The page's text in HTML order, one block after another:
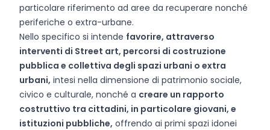
particolare riferimento ad aree da recuperare nonché
periferiche o extra-urbane.
Nello specifico si intende favorire, attraverso
interventi di Street art, percorsi di costruzione
pubblica e collettiva degli spazi urbani o extra
urbani, intesi nella dimensione di patrimonio sociale,
civico e culturale, nonché a creare un rapporto
costruttivo tra cittadini, in particolare giovani, e
istituzioni pubbliche, offrendo ai primi spazi idonei